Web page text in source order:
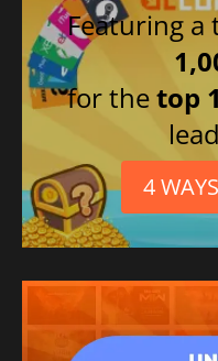
Featuring a
for thetop
4